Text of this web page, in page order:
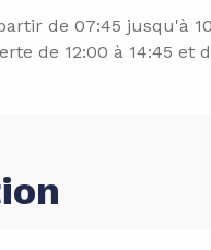
de 07:45 jusqu'à
de 12:00 à 14:45 et